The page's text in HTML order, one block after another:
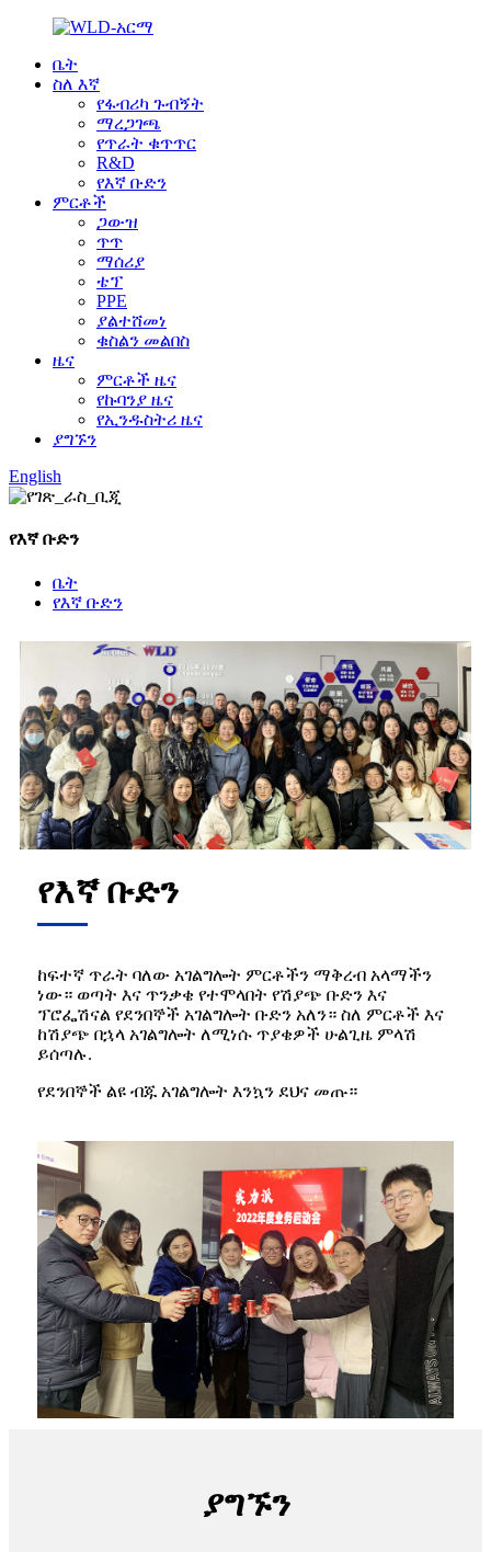
ቤት
ስለ እኛ
የፋብሪካ ጉብኝት
ማረጋገጫ
የጥራት ቁጥጥር
R&D
የእኛ ቡድን
ምርቶች
ጋውዝ
ጥጥ
ማሰሪያ
ቴፕ
PPE
ያልተሸመነ
ቁስልን መልበስ
ዜና
ምርቶች ዜና
የኩባንያ ዜና
የኢንዱስትሪ ዜና
ያግኙን
English
የእኛ ቡድን
ቤት
የእኛ ቡድን
የእኛ ቡድን
ከፍተኛ ጥራት ባለው አገልግሎት ምርቶችን ማቅረብ አላማችን
ነው። ወጣት እና ጥንቃቄ የተሞላበት የሽያጭ ቡድን እና
ፕሮፌሽናል የደንበኞች አገልግሎት ቡድን አለን። ስለ ምርቶች እና
ከሽያጭ በኋላ አገልግሎት ለሚነሱ ጥያቄዎች ሁልጊዜ ምላሽ
ይሰጣሉ.
የደንበኞች ልዩ ብጁ አገልግሎት እንኳን ደህና መጡ።
ያግኙን